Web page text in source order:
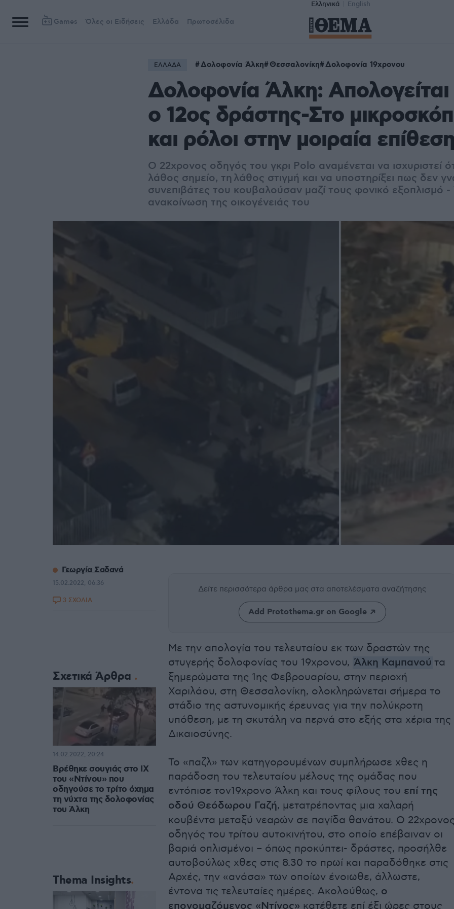
Ελληνικά English
Games Όλες οι Ειδήσεις Ελλάδα Πρωτοσέλιδα
ΕΛΛΑΔΑ Δολοφονία Άλκη Θεσσαλονίκη Δολοφονία 19χρονου
Δολοφονία Άλκη:
ο 12ος δράστης-Στο
και ρόλοι στην μοιραία
Ο 22χρονος οδηγός του γκρι Polo αναμένεται να ισχυριστεί
λάθος σημείο, τη λάθος στιγμή και να υποστηρίξει πως δεν
συνεπιβάτες του κουβαλούσαν μαζί τους φονικό εξοπλισμό -
ανακοίνωση της οικογένειάς του
Δείτε περισσότερα άρθρα μας στα αποτελέσματα αναζήτησης
Add Protothema.gr on Google
Με την απολογία του τελευταίου εκ των δραστών της
στυγερής δολοφονίας του 19χρονου, Άλκη Καμπανού τα
ξημερώματα της 1ης Φεβρουαρίου, στην περιοχή
Χαριλάου, στη Θεσσαλονίκη, ολοκληρώνεται σήμερα το
στάδιο της αστυνομικής έρευνας για την πολύκροτη
υπόθεση, με τη σκυτάλη να περνά στο εξής στα χέρια της
Δικαιοσύνης.
Το «παζλ» των κατηγορουμένων συμπλήρωσε χθες η
παράδοση του τελευταίου μέλους της ομάδας που
εντόπισε τον19χρονο Άλκη και τους φίλους του επί της
οδού Θεόδωρου Γαζή, μετατρέποντας μια χαλαρή
κουβέντα μεταξύ νεαρών σε παγίδα θανάτου. Ο
οδηγός του τρίτου αυτοκινήτου, στο οποίο επέβαιναν οι
βαριά οπλισμένοι – όπως προκύπτει- δράστες, προσήλθε
αυτοβούλως χθες στις 8.30 το πρωί και παραδόθηκε στις
Αρχές, την «ανάσα» των οποίων ένοιωθε, άλλωστε,
έντονα τις τελευταίες ημέρες. Ακολούθως, ο
επονομαζόμενος «Ντίνος» κατέθετε επί έξι ώρες στους
Γεωργία Σαδανά
15.02.2022, 06:36
3 ΣΧΟΛΙΑ
Σχετικά Άρθρα
Βρέθηκε σουγιάς στο ΙΧ
του «Ντίνου» που
οδηγούσε το τρίτο όχημα
τη νύχτα της δολοφονίας
του Άλκη
14.02.2022, 20:24
Thema Insights